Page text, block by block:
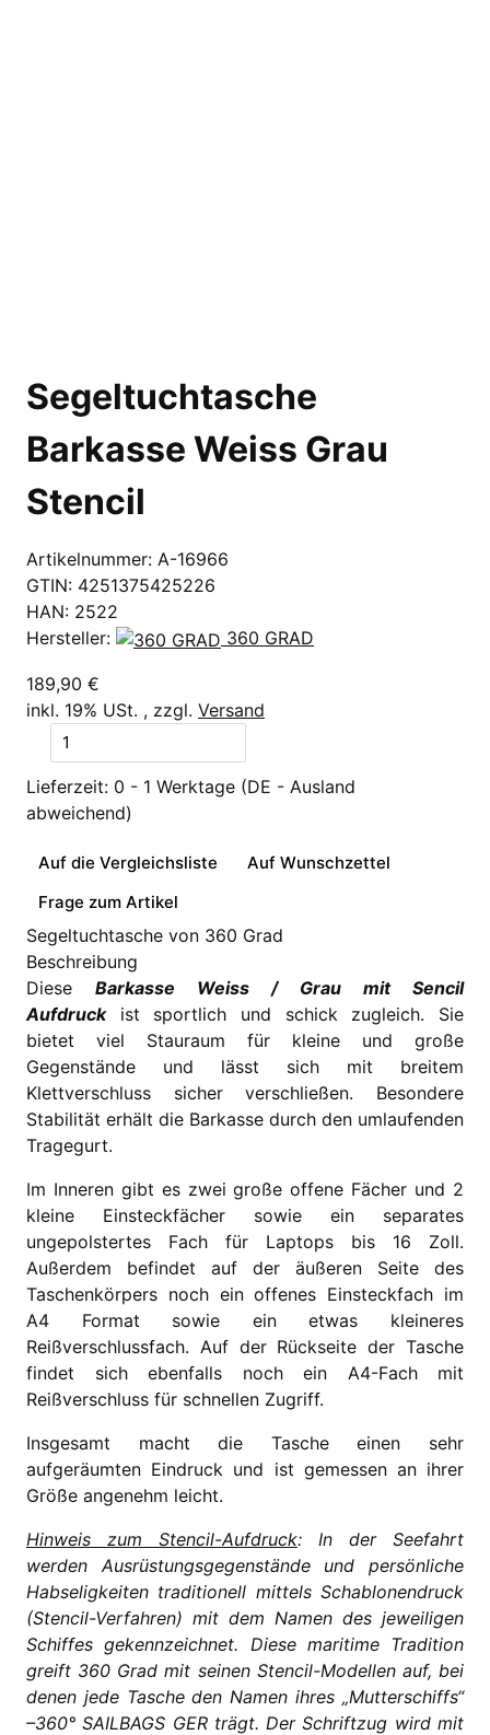
Segeltuchtasche
Barkasse Weiss Grau
Stencil
Artikelnummer: A-16966
GTIN: 4251375425226
HAN: 2522
Hersteller:
360 GRAD
189,90 €
inkl. 19% USt. , zzgl. Versand
Lieferzeit: 0 - 1 Werktage (DE - Ausland
abweichend)
Auf die Vergleichsliste
Auf Wunschzettel
Frage zum Artikel
Segeltuchtasche von 360 Grad
Beschreibung
Diese Barkasse Weiss / Grau mit Sencil
Aufdruckist sportlich und schick zugleich. Sie
bietet viel Stauraum für kleine und große
Gegenstände und lässt sich mit breitem
Klettverschluss sicher verschließen. Besondere
Stabilität erhält die Barkasse durch den umlaufenden
Tragegurt.
Im Inneren gibt es zwei große offene Fächer und 2
kleine Einsteckfächer sowie ein separates
ungepolstertes Fach für Laptops bis 16 Zoll.
Außerdem befindet auf der äußeren Seite des
Taschenkörpers noch ein offenes Einsteckfach im
A4 Format sowie ein etwas kleineres
Reißverschlussfach. Auf der Rückseite der Tasche
findet sich ebenfalls noch ein A4-Fach mit
Reißverschluss für schnellen Zugriff.
Insgesamt macht die Tasche einen sehr
aufgeräumten Eindruck und ist gemessen an ihrer
Größe angenehm leicht.
Hinweis zum Stencil-Aufdruck: In der Seefahrt
werden Ausrüstungsgegenstände und persönliche
Habseligkeiten traditionell mittels Schablonendruck
(Stencil-Verfahren) mit dem Namen des jeweiligen
Schiffes gekennzeichnet. Diese maritime Tradition
greift 360 Grad mit seinen Stencil-Modellen auf, bei
denen jede Tasche den Namen ihres „Mutterschiffs“
–360° SAILBAGS GER trägt. Der Schriftzug wird mit